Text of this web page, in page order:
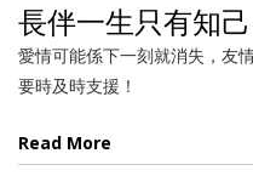
長伴一生只有知
愛情可能係下一刻就消失，友
要時及時支援！
Read More